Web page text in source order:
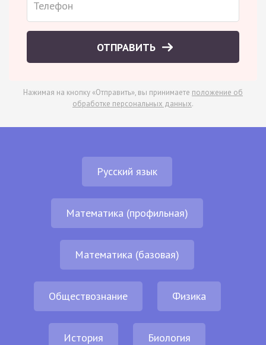
ОТПРАВИТЬ
Нажимая на кнопку «Отправить», вы принимаете положение об
обработке персональных данных.
Русский язык
Математика (профильная)
Математика (базовая)
Обществознание Физика
История Биология